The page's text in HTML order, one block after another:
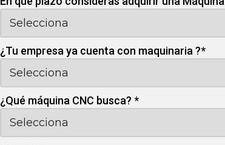
¿Tu empresa ya cuenta con maquinaria ?*
¿Qué máquina CNC busca?*